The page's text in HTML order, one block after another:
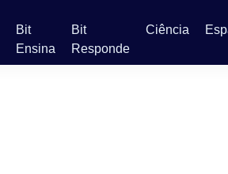
Bit
Ensina
Bit
Responde
Ciência